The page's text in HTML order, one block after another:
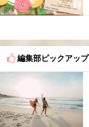
編集部ピックアップ